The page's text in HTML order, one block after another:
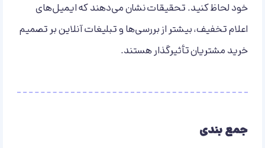
خود لحاظ کنید. تحقیقات نشان می‌دهند که ایمیل‌های
اعلام تخفیف، بیشتر از بررسی‌ها و تبلیغات آنلاین بر تصمیم
خرید مشتریان تأثیرگذار هستند.
جمع‌ بندی